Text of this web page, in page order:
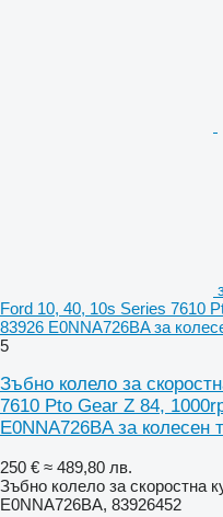
Ford 10, 40, 10s Series 7610
83926 E0NNA726BA за
5
Зъбно колело за
7610 Pto Gear Z 84,
E0NNA726BA за колесен
250 € ≈ 489,80 лв.
Зъбно колело за скоростна
E0NNA726BA, 83926452